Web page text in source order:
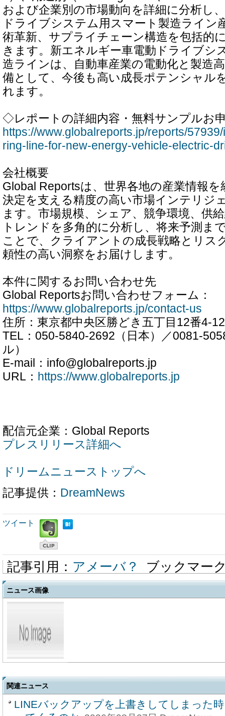
および企業別の市場動向を詳細に分析し
ドライブシステム用スマート製造ライン
術革新、サプライチェーン構造を包括的
きます。新エネルギー車電動ドライブシ
造ラインは、自動車産業の電動化と製造
備として、今後も高い成長ポテンシャル
れます。
◇レポートの詳細内容・無料サンプルお
https://www.globalreports.jp/reports/
ring-line-for-new-energy-vehicle-electric-
会社概要
Global Reportsは、世界各地の産業情報
決定を支える精度の高い市場インテリジ
ます。市場規模、シェア、競争環境、供
トレンドを多角的に分析し、将来予測ま
ことで、クライアントの成長戦略とリス
頼性の高い洞察をお届けします。
本件に関するお問い合わせ先
Global Reportsお問い合わせフォーム：
https://www.globalreports.jp/contact-us
住所：東京都中央区勝どき五丁目12番4-
TEL：050-5840-2692（日本）／0081-
ル）
E-mail：info@globalreports.jp
URL： https://www.globalreports.jp
配信元企業：Global Reports
プレスリリース詳細へ
ドリームニューストップへ
記事提供： DreamNews
ツイート
記事引用： アメーバ？ ブックマー
ニュース画像
関連ニュース
LINEバックアップを上書きしてしまった